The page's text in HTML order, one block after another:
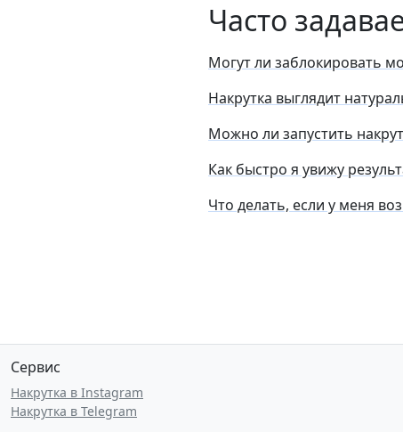
Часто
Могут ли заблокировать
Накрутка выглядит
Можно ли запустить
Как быстро я увижу
Что делать, если у меня
Сервис
Накрутка в Instagram
Накрутка в Telegram